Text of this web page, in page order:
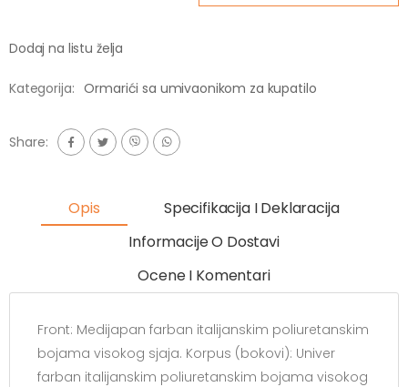
Dodaj na listu želja
Kategorija: Ormarići sa umivaonikom za kupatilo
Share:
Opis
Specifikacija I Deklaracija
Informacije O Dostavi
Ocene I Komentari
Front: Medijapan farban italijanskim poliuretanskim
bojama visokog sjaja. Korpus (bokovi): Univer
farban italijanskim poliuretanskim bojama visokog